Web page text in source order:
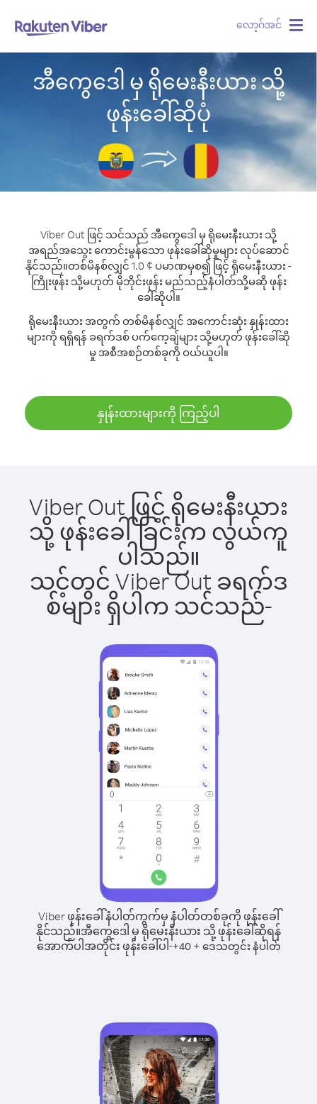
လော့ဂ်အင်
အီကွေဒေါ မှ ရိုမေးနီးယား သို့
ဖုန်းခေါ်ဆိုပုံ
Viber Out ဖြင့် သင်သည် အီကွေဒေါ မှ ရိုမေးနီးယား သို့
အရည်အသွေး ကောင်းမွန်သော ဖုန်းခေါ်ဆိုမှုများ လုပ်ဆောင်
နိုင်သည်။တစ်မိနစ်လျှင် 1.0 ¢ ပမာဏမှစ၍ ဖြင့် ရိုမေးနီးယား -
ကြိုးဖုန်း သို့မဟုတ် မိုဘိုင်းဖုန်း မည်သည့်နံပါတ်သို့မဆို ဖုန်း
ခေါ်ဆိုပါ။
ရိုမေးနီးယား အတွက် တစ်မိနစ်လျှင် အကောင်းဆုံး နှုန်းထား
များကို ရရှိရန် ခရက်ဒစ် ပက်ကေ့ချ်များ သို့မဟုတ် ဖုန်းခေါ်ဆို
မှု အစီအစဉ်တစ်ခုကို ဝယ်ယူပါ။
နှုန်းထားများကို ကြည့်ပါ
Viber Out ဖြင့် ရိုမေးနီးယား
သို့ ဖုန်းခေါ်ခြင်းက လွယ်ကူ
ပါသည်။
သင့်တွင် Viber Out ခရက်ဒ
စ်များ ရှိပါက သင်သည်-
Viber ဖုန်းခေါ်နံပါတ်ကွက်မှ နံပါတ်တစ်ခုကို ဖုန်းခေါ်
နိုင်သည်။အီကွေဒေါ မှ ရိုမေးနီးယား သို့ ဖုန်းခေါ်ဆိုရန်
အောက်ပါအတိုင်း ဖုန်းခေါ်ပါ-+40+ ဒေသတွင်း နံပါတ်